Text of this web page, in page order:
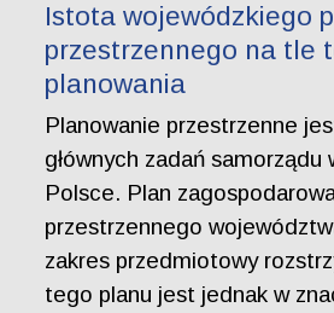
Istota wojewódzkiego
przestrzennego na tle
planowania
Planowanie przestrzenne
głównych zadań
Polsce. Plan
przestrzennego
zakres przedmiotowy
tego planu jest jednak w